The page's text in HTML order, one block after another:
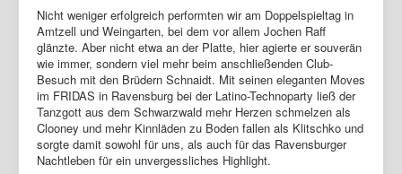
Nicht weniger erfolgreich performten wir am Doppelspieltag in
Amtzell und Weingarten, bei dem vor allem Jochen Raff
glänzte. Aber nicht etwa an der Platte, hier agierte er souverän
wie immer, sondern viel mehr beim anschließenden Club-
Besuch mit den Brüdern Schnaidt. Mit seinen eleganten Moves
im FRIDAS in Ravensburg bei der Latino-Technoparty ließ der
Tanzgott aus dem Schwarzwald mehr Herzen schmelzen als
Clooney und mehr Kinnläden zu Boden fallen als Klitschko und
sorgte damit sowohl für uns, als auch für das Ravensburger
Nachtleben für ein unvergessliches Highlight.